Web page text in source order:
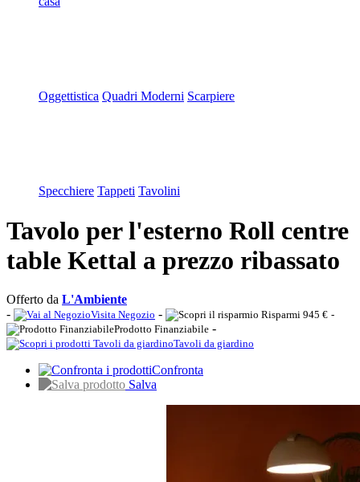
Oggettistica Quadri Moderni Scarpiere
Specchiere Tappeti Tavolini
Tavolo per l'esterno Roll centre
table Kettal a prezzo ribassato
Offerto da L'Ambiente
-
Visita Negozio - Risparmi 945 € -
Prodotto Finanziabile -
Tavoli da giardino
Confronta
Salva